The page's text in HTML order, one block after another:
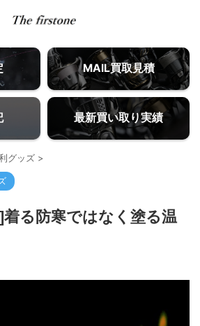
MAIL買取見積
最新買い取り実績
グッズ >
る防寒ではなく塗る温